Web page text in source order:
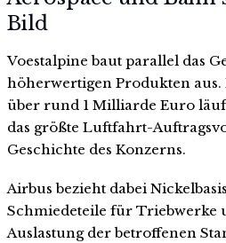
Bild
Voestalpine baut parallel das
höherwertigen Produkten aus.
über rund 1 Milliarde Euro
das größte Luftfahrt-
Geschichte des Konzerns.
Airbus bezieht dabei
Schmiedeteile für Triebwerke
Auslastung der betroffenen